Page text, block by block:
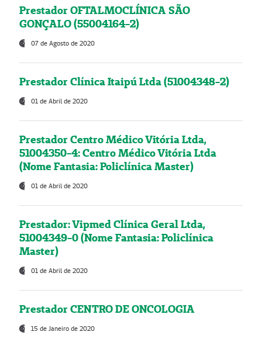
Prestador OFTALMOCLÍNICA SÃO
GONÇALO (55004164-2)
07 de Agosto de 2020
Prestador Clínica Itaipú Ltda (51004348-2)
01 de Abril de 2020
Prestador Centro Médico Vitória Ltda,
51004350-4: Centro Médico Vitória Ltda
(Nome Fantasia: Policlínica Master)
01 de Abril de 2020
Prestador: Vipmed Clínica Geral Ltda,
51004349-0 (Nome Fantasia: Policlínica
Master)
01 de Abril de 2020
Prestador CENTRO DE ONCOLOGIA
15 de Janeiro de 2020